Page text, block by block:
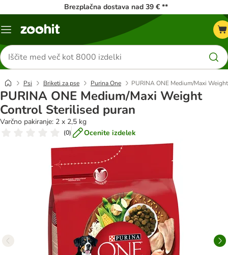
Brezplačna dostava nad 39 € **
Meni
Iskanje
izdelkov
Psi Briketi za pse Purina One PURINA ONE Medium/Maxi
PURINA ONE Medium/Maxi Weight
Control Sterilised puran
Varčno pakiranje: 2 x 2,5 kg
(0) Ocenite izdelek